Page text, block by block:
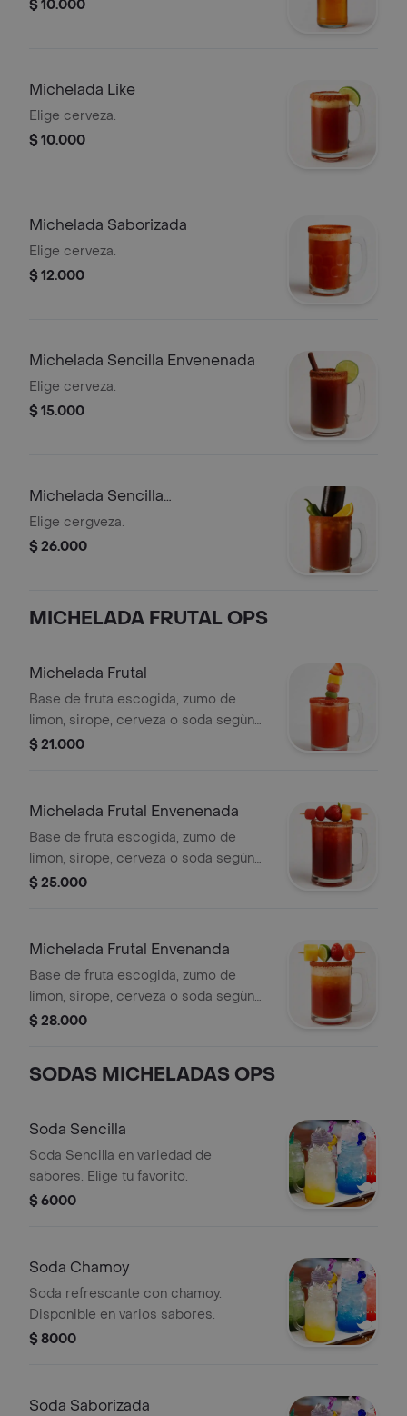
$ 10.000
Michelada Like
Elige cerveza.
$ 10.000
Michelada Saborizada
Elige cerveza.
$ 12.000
Michelada Sencilla Envenenada
Elige cerveza.
$ 15.000
Michelada Sencilla
Extraenvenenada
Elige cergveza.
$ 26.000
MICHELADA FRUTAL OPS
Michelada Frutal
Base de fruta escogida, zumo de
limon, sirope, cerveza o soda segùn
preferencia, pincho con frutas y
$ 21.000
Michelada Frutal Envenenada
Base de fruta escogida, zumo de
limon, sirope, cerveza o soda segùn
preferencia, pincho con frutas y
$ 25.000
Michelada Frutal Envenanda
Base de fruta escogida, zumo de
limon, sirope, cerveza o soda segùn
preferencia, pincho con frutas y
$ 28.000
SODAS MICHELADAS OPS
Soda Sencilla
Soda Sencilla en variedad de
sabores. Elige tu favorito.
$ 6000
Soda Chamoy
Soda refrescante con chamoy.
Disponible en varios sabores.
$ 8000
Soda Saborizada